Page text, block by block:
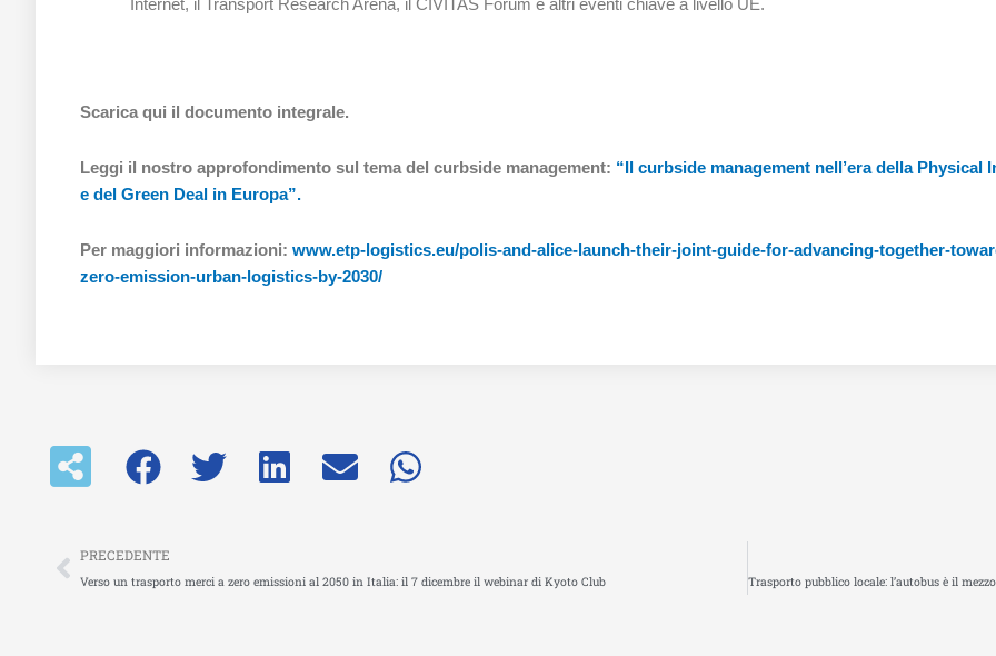
Internet, il Transport Research Arena, il CIVITAS Forum e altri eventi chiave a livello UE.
Scarica qui il documento integrale.
Leggi il nostro approfondimento sul tema del curbside management: “Il curbside management nell’era della Physical
e del Green Deal in Europa”.
Per maggiori informazioni: www.etp-logistics.eu/polis-and-alice-launch-their-joint-guide-for-advancing-together-
zero-emission-urban-logistics-by-2030/
Precedente
PRECEDENTE
Verso un trasporto merci a zero emissioni al 2050 in Italia: il 7 dicembre il webinar di Kyoto Club